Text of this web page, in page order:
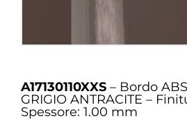
A17130110XXS – Bordo
GRIGIO ANTRACITE –
Spessore: 1.00 mm